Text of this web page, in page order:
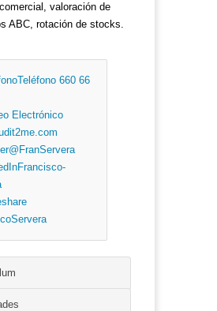
valoración de
ABC, rotación de stocks.
Teléfono 660 66
@FranServera
Francisco-